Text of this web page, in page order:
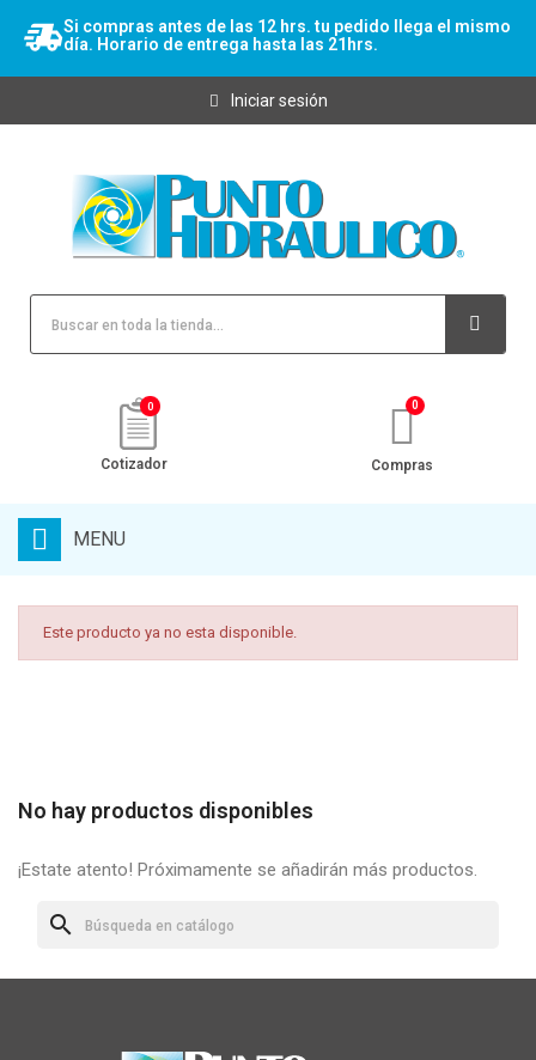
Si compras antes de las 12 hrs. tu pedido llega el mismo
día. Horario de entrega hasta las 21hrs.
Iniciar sesión
0
Cotizador Compras
MENU
Este producto ya no esta disponible.
No hay productos disponibles
¡Estate atento! Próximamente se añadirán más productos.
search